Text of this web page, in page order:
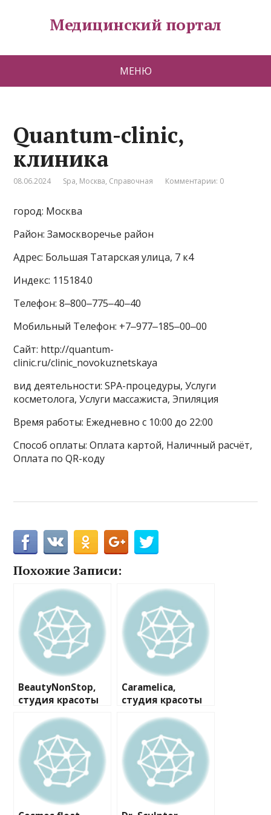
Медицинский портал
МЕНЮ
Quantum-clinic,
клиника
08.06.2024 Spa, Москва, Справочная Комментарии: 0
город: Москва
Район: Замоскворечье район
Адрес: Большая Татарская улица, 7 к4
Индекс: 115184.0
Телефон: 8‒800‒775‒40‒40
Мобильный Телефон: +7‒977‒185‒00‒00
Сайт: http://quantum-
clinic.ru/clinic_novokuznetskaya
вид деятельности: SPA-процедуры, Услуги
косметолога, Услуги массажиста, Эпиляция
Время работы: Ежедневно с 10:00 до 22:00
Способ оплаты: Оплата картой, Наличный расчёт,
Оплата по QR-коду
Похожие Записи:
BeautyNonStop,
студия красоты
Caramelica,
студия красоты